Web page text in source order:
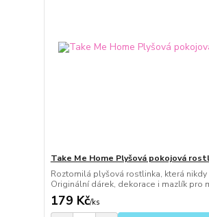
Take Me Home Plyšová pokojová
Roztomilá plyšová rostlinka, která nikdy
Originální dárek, dekorace i mazlík pro
179 Kč/ks